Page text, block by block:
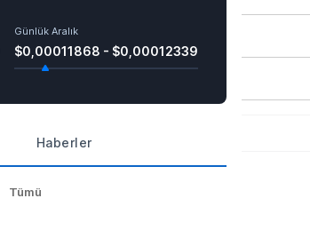
Günlük Aralık
$0,00011868 - $0,00012339
Haberler
Tümü